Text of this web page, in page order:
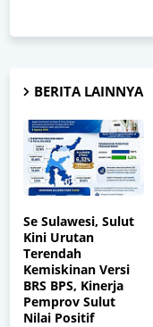
BERITA LAINNYA
Se Sulawesi, Sulut
Kini Urutan
Terendah
Kemiskinan Versi
BRS BPS, Kinerja
Pemprov Sulut
Nilai Positif